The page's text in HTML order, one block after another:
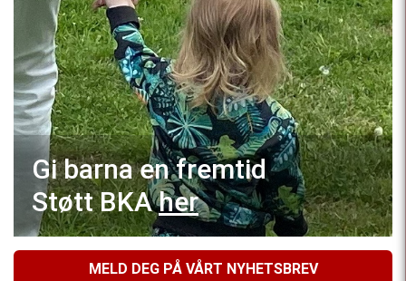
Gi barna en fremtid
Støtt BKAher
MELD DEG PÅ VÅRT NYHETSBREV